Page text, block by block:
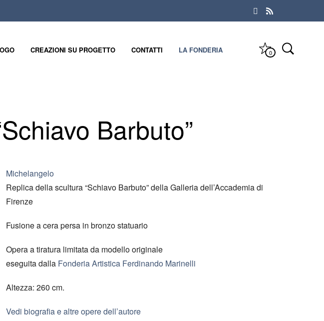
CREAZIONI SU PROGETTO CONTATTI LA FONDERIA 0
Barbuto”
Michelangelo
Replica della scultura “Schiavo Barbuto” della Galleria dell’Accademia di
Firenze
Fusione a cera persa in bronzo statuario
Opera a tiratura limitata da modello originale
eseguita dalla Fonderia Artistica Ferdinando Marinelli
Altezza: 260 cm.
Vedi biografia e altre opere dell’autore